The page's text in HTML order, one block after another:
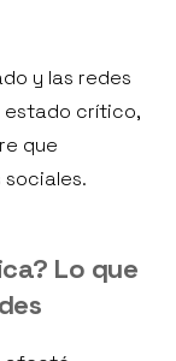
y las redes
estado crítico,
que
Lo que